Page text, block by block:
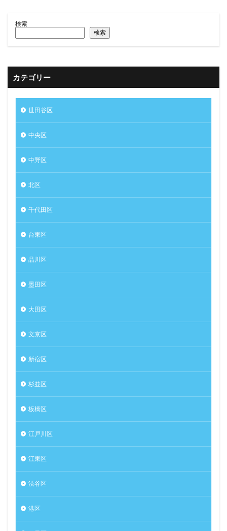
検索
検索
カテゴリー
世田谷区
中央区
中野区
北区
千代田区
台東区
品川区
墨田区
大田区
文京区
新宿区
杉並区
板橋区
江戸川区
江東区
渋谷区
港区